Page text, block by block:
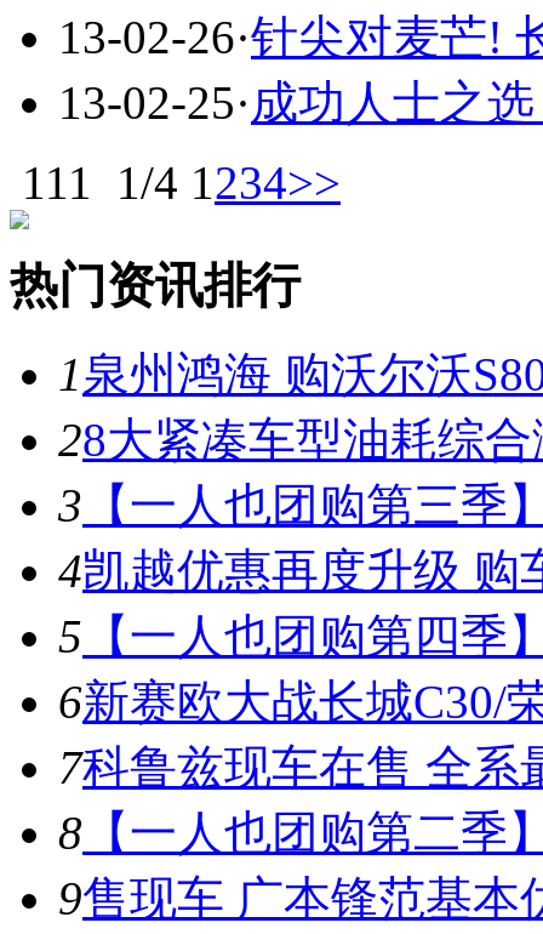
13-02-26·针尖对麦芒!
13-02-25·成功人士之
111
1/4 1234>>
热门资讯排行
1泉州鸿海 购沃尔沃
28大紧凑车型油耗综
3 【一人也团购第三季
4凯越优惠再度升级 购
5 【一人也团购第四季
6新赛欧大战长城C30/
7科鲁兹现车在售 全系
8 【一人也团购第二季
9售现车 广本锋范基本